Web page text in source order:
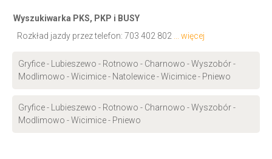
Wyszukiwarka PKS, PKP i BUSY
Rozkład jazdy przez telefon: 703 402 802 ... więcej
Gryfice - Lubieszewo - Rotnowo - Charnowo - Wyszobór -
Modlimowo - Wicimice - Natolewice - Wicimice - Pniewo
Gryfice - Lubieszewo - Rotnowo - Charnowo - Wyszobór -
Modlimowo - Wicimice - Pniewo